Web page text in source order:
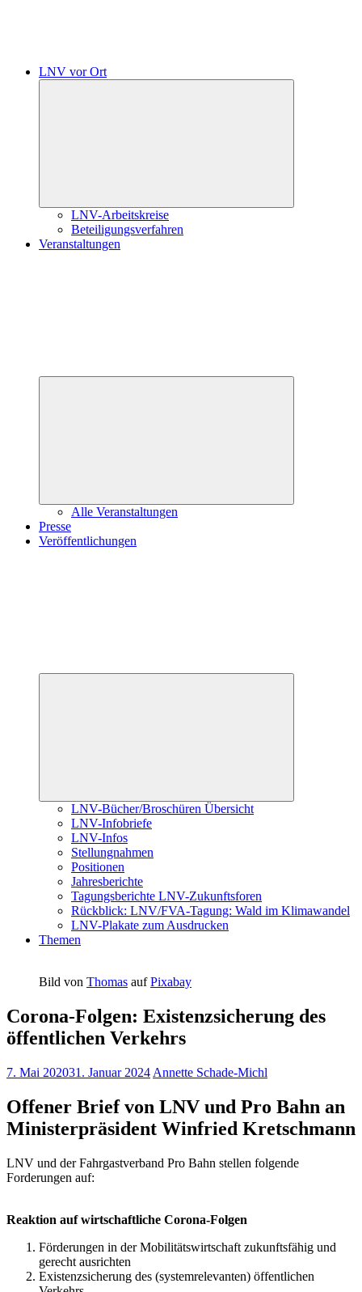
LNV vor Ort
LNV-Arbeitskreise
Beteiligungsverfahren
Veranstaltungen
Alle Veranstaltungen
Presse
Veröffentlichungen
LNV-Bücher/Broschüren Übersicht
LNV-Infobriefe
LNV-Infos
Stellungnahmen
Positionen
Jahresberichte
Tagungsberichte LNV-Zukunftsforen
Rückblick: LNV/FVA-Tagung: Wald im Klimawandel
LNV-Plakate zum Ausdrucken
Themen
Bild von Thomas aufPixabay
Corona-Folgen: Existenzsicherung des
öffentlichen Verkehrs
7. Mai 202031. Januar 2024 Annette Schade-Michl
Offener Brief von LNV und Pro Bahn an
Ministerpräsident Winfried Kretschmann
LNV und der Fahrgastverband Pro Bahn stellen folgende
Forderungen auf:
Reaktion auf wirtschaftliche Corona-Folgen
Förderungen in der Mobilitätswirtschaft zukunftsfähig und
gerecht ausrichten
Existenzsicherung des (systemrelevanten) öffentlichen